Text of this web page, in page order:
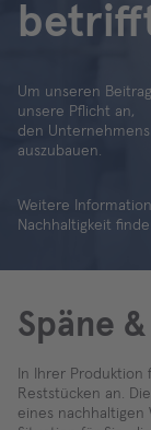
Um unseren
unsere Pflicht an,
den
auszubauen.
Weitere
Nachhaltigkeit
Späne
In Ihrer Produktion
Reststücken an.
eines